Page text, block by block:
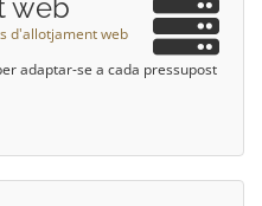
web
d'allotjament web
adaptar-se a cada pressupost